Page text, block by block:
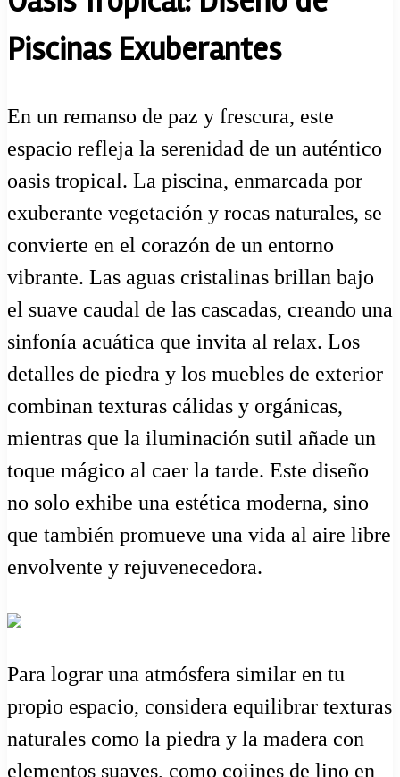
Piscinas Exuberantes
En un remanso de paz y frescura, este
espacio refleja la serenidad de un auténtico
oasis tropical. La piscina, enmarcada por
exuberante vegetación y rocas naturales, se
convierte en el corazón de un entorno
vibrante. Las aguas cristalinas brillan bajo
el suave caudal de las cascadas, creando una
sinfonía acuática que invita al relax. Los
detalles de piedra y los muebles de exterior
combinan texturas cálidas y orgánicas,
mientras que la iluminación sutil añade un
toque mágico al caer la tarde. Este diseño
no solo exhibe una estética moderna, sino
que también promueve una vida al aire libre
envolvente y rejuvenecedora.
Para lograr una atmósfera similar en tu
propio espacio, considera equilibrar texturas
naturales como la piedra y la madera con
elementos suaves, como cojines de lino en